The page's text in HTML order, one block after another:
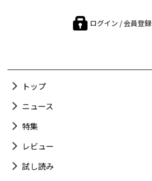
ログイン / 会員登録
トップ
ニュース
特集
レビュー
試し読み